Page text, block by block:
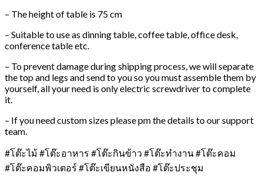
– The height of table is 75 cm
– Suitable to use as dinning table, coffee table, office desk,
conference table etc.
– To prevent damage during shipping process, we will separate
the top and legs and send to you so you must assemble them by
yourself, all your need is only electric screwdriver to complete
it.
– If you need custom sizes please pm the details to our support
team.
#โต๊ะไม้ #โต๊ะอาหาร #โต๊ะกินข้าว #โต๊ะทำงาน #โต๊ะคอม
#โต๊ะคอมพิวเตอร์ #โต๊ะเขียนหนังสือ #โต๊ะประชุม